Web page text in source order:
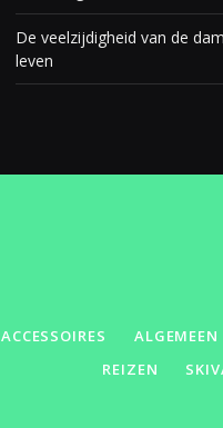
De veelzijdigheid van de
leven
ACCESSOIRES ALGEMEEN
REIZEN